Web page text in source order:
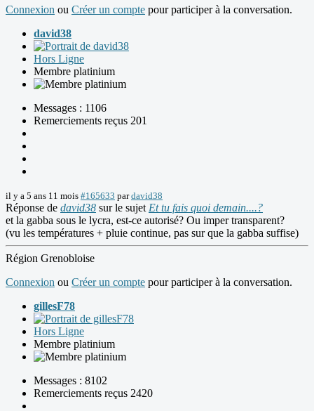
Connexion ou Créer un compte pour participer à la conversation.
david38
Hors Ligne
Membre platinium
Messages : 1106
Remerciements reçus 201
il y a 5 ans 11 mois #165633 pardavid38
Réponse de david38 sur le sujet Et tu fais quoi demain....?
et la gabba sous le lycra, est-ce autorisé? Ou imper transparent?
(vu les températures + pluie continue, pas sur que la gabba suffise)
Région Grenobloise
Connexion ou Créer un compte pour participer à la conversation.
gillesF78
Hors Ligne
Membre platinium
Messages : 8102
Remerciements reçus 2420